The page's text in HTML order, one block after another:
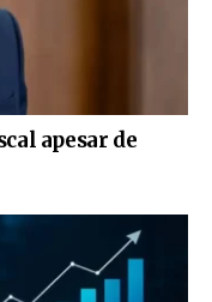
apesar de